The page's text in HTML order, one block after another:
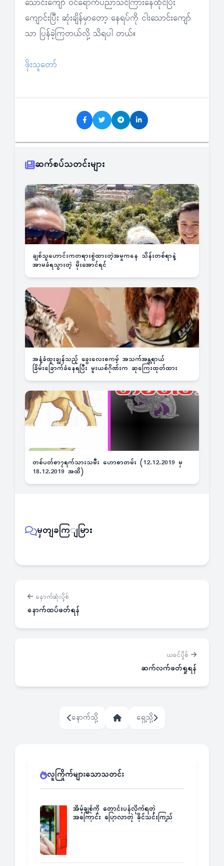
သောင်းကျော် ဝင်ရောက်ပညာသင်ကြားနေထိုင်ပြီး
ကျောင်းပြီး ဆုံးချိန်မှာတော့ နေရပ်ကို ငါးသောင်းကျော်
သာ ပြန်ခဲ့ကြတယ်လို့ သိရပါ တယ်။
ဖိုးသူတော်
ဆက်စပ်သတင်းများ
ချစ်သူဟောင်းကတရားစွဲထားတဲ့အမှုကနေ သိန်းတစ်ရာနဲ့
အာမခံရသွားတဲ့ မိုးအောင်ရင်
အနံ့ခံထူးချွန်သည့် ခွေးလေးစကမ့် အသက်အန္တရာယ်
ခြိမ်းခြောက်ခံနေရပြီး မူးယစ်ဂိုဏ်းက ဆုကြေးထုတ်ထား
တစ်ပတ်စာ၇ရက်သားသမီး ဟောစာတမ်း (12.12.2019 မှ
18.12.2019 အထိ)
မှတျခကြျမြား
နောက်ဆုံးပို့စ်
နောက်ထပ်ဖတ်ရန်
ယခင်ပို့စ်
ဆက်လက်ဖတ်ရှုရန်
နောက်သို့ ရှေ့သို့
လူကြိုက်များသောသတင်း
အိမ့်ချစ်ကို တောင်းပန်လိုက်ရတဲ့
အကြောင်း ပြောလာတဲ့ ခိုင်သင်းကြည်